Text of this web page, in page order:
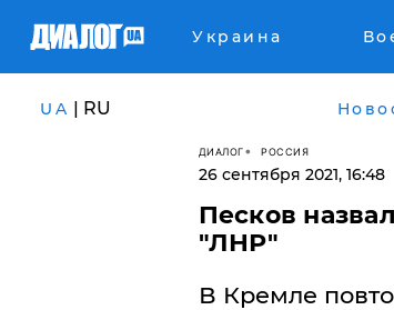
Украина
UA | RU
ДИАЛОГ РОССИЯ
26 сентября 2021, 16:48
Песков
"ЛНР"
В Кремле